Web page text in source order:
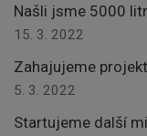
Našli jsme 5000
15. 3. 2022
Zahajujeme projekt
5. 3. 2022
Startujeme další